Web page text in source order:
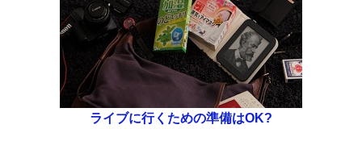
ライブに行くための準備はOK?